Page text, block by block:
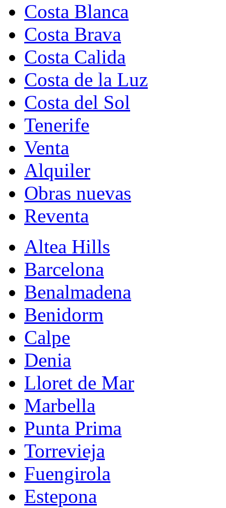
Costa Blanca
Costa Brava
Costa Calida
Costa de la Luz
Costa del Sol
Tenerife
Venta
Alquiler
Obras nuevas
Reventa
Altea Hills
Barcelona
Benalmadena
Benidorm
Calpe
Denia
Lloret de Mar
Marbella
Punta Prima
Torrevieja
Fuengirola
Estepona